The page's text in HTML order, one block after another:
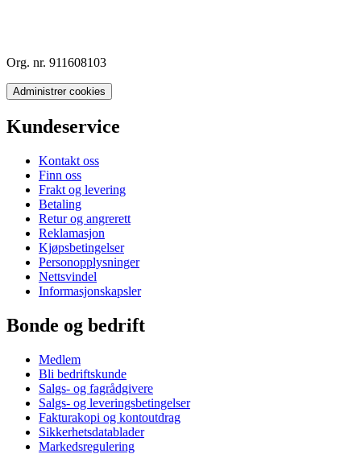
Org. nr. 911608103
Administrer cookies
Kundeservice
Kontakt oss
Finn oss
Frakt og levering
Betaling
Retur og angrerett
Reklamasjon
Kjøpsbetingelser
Personopplysninger
Nettsvindel
Informasjonskapsler
Bonde og bedrift
Medlem
Bli bedriftskunde
Salgs- og fagrådgivere
Salgs- og leveringsbetingelser
Fakturakopi og kontoutdrag
Sikkerhetsdatablader
Markedsregulering